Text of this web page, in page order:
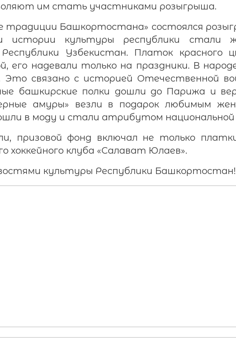
им стать участниками розыгрыша.
Башкортостана» состоялся
истории культуры республики стали
Узбекистан. Платок красного
его надевали только на праздники. В
Это связано с историей Отечественной
башкирские полки дошли до Парижа и
амуры» везли в подарок любимым
в моду и стали атрибутом
призовой фонд включал не только
хоккейного клуба «Салават Юлаев».
культуры Республики Башкортостан!